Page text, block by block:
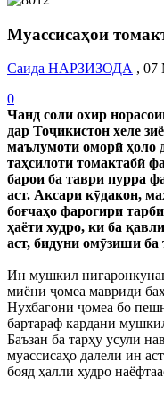
Муассисаҳои
Cаида НАРЗИЗОДА , 07
0
Чанд соли охир
дар Тоҷикистон хеле
маълумоти оморӣ ҳоло
таҳсилоти томактабӣ
барои ба таври пурра
аст. Аксари кӯдакон,
боғчаҳо фарогири
ҳаёти худро, ки ба
аст, бидуни омӯзиши ба
Ин мушкил
миёни ҷомеа мавриди
Нухбагони ҷомеа бо
бартараф кардани
Баъзан ба тарҳу усули
муассисаҳо далели ин
бояд ҳалли худро